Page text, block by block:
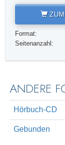
ZUM
Format:
Seitenanzahl:
ANDERE
Hörbuch-CD
Gebunden